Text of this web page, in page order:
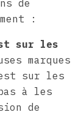
de
:
sur les
marques
sur les
à les
de